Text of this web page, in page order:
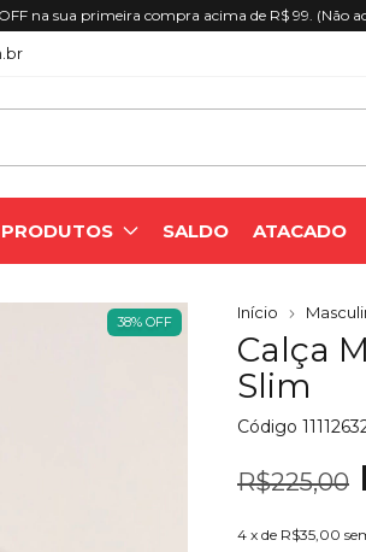
acima de R$ 99. (Não acumulativo)
PRODUTOS SALDO ATACADO
38% OFF Início
Calça
Slim
Código
R$225,00
4 x de R$35,00